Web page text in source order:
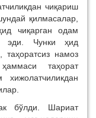
чиқариш
қилмасалар,
чиқарган одам
эди. Чунки ҳид
таҳоратсиз намоз
таҳорат
бўлди. Шариат